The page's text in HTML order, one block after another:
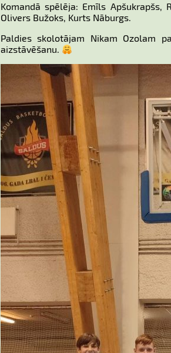
Komandā spēlēja: Emīls Apšukrapšs,
Olivers Bužoks, Kurts Nāburgs.
Paldies skolotājam Nikam Ozolam
aizstāvēšanu.